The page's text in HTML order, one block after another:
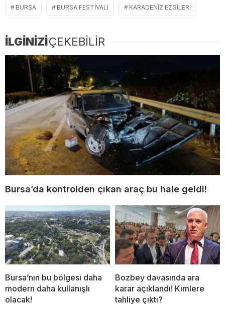
BURSA BURSA FESTIVALI KARADENIZ EZGILERI
İLGİNİZİÇEKEBİLİR
Bursa’da kontrolden çıkan araç bu hale geldi!
Bursa’nın bu bölgesi daha
modern daha kullanışlı
olacak!
Bozbey davasında ara
karar açıklandı! Kimlere
tahliye çıktı?